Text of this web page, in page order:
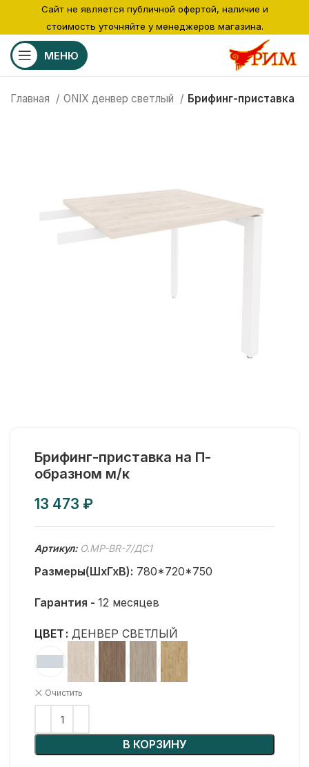
МЕНЮ
Главная ONIX денвер светлый Брифинг-приставка
Брифинг-приставка на П-
образном м/к
₽
Артикул: O.MP-BR-7/ДС1
Размеры(ШхГхВ): 780*720*750
Гарантия - 12 месяцев
ЦВЕТ ДЕНВЕР СВЕТЛЫЙ
Очистить
В КОРЗИНУ
Сайт не является публичной офертой, наличие и
стоимость уточняйте у менеджеров магазина.